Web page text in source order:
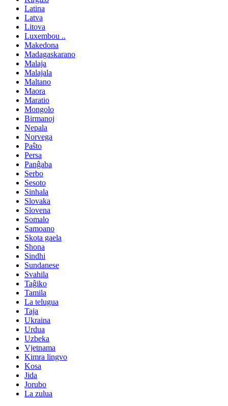
Latina
Latva
Litova
Luxembou ..
Makedona
Madagaskarano
Malaja
Malajala
Maltano
Maora
Maratio
Mongolo
Birmanoj
Nepala
Norvega
Paŝto
Persa
Panĝaba
Serbo
Sesoto
Sinhala
Slovaka
Slovena
Somalo
Samoano
Skota gaela
Shona
Sindhi
Sundanese
Svahila
Taĝiko
Tamila
La telugua
Taja
Ukraina
Urdua
Uzbeka
Vjetnama
Kimra lingvo
Kosa
Jida
Jorubo
La zulua